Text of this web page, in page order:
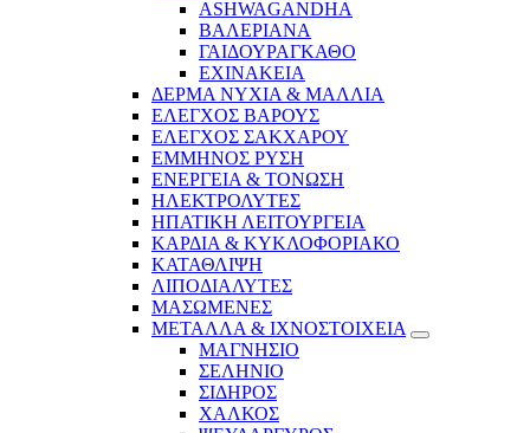
ASHWAGANDHA
ΒΑΛΕΡΙΑΝΑ
ΓΑΙΔΟΥΡΑΓΚΑΘΟ
ΕΧΙΝΑΚΕΙΑ
ΔΕΡΜΑ ΝΥΧΙΑ & ΜΑΛΛΙΑ
ΕΛΕΓΧΟΣ ΒΑΡΟΥΣ
ΕΛΕΓΧΟΣ ΣΑΚΧΑΡΟΥ
ΕΜΜΗΝΟΣ ΡΥΣΗ
ΕΝΕΡΓΕΙΑ & ΤΟΝΩΣΗ
ΗΛΕΚΤΡΟΛΥΤΕΣ
ΗΠΑΤΙΚΗ ΛΕΙΤΟΥΡΓΕΙΑ
ΚΑΡΔΙΑ & ΚΥΚΛΟΦΟΡΙΑΚΟ
ΚΑΤΑΘΛΙΨΗ
ΛΙΠΟΔΙΑΛΥΤΕΣ
ΜΑΣΩΜΕΝΕΣ
ΜΕΤΑΛΛΑ & ΙΧΝΟΣΤΟΙΧΕΙΑ
ΜΑΓΝΗΣΙΟ
ΣΕΛΗΝΙΟ
ΣΙΔΗΡΟΣ
ΧΑΛΚΟΣ